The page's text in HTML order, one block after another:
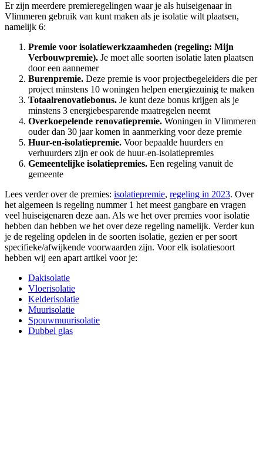
Er zijn meerdere premieregelingen waar je als huiseigenaar in
Vlimmeren gebruik van kunt maken als je isolatie wilt plaatsen,
namelijk 6:
Premie voor isolatiewerkzaamheden (regeling: Mijn
Verbouwpremie). Je moet alle soorten isolatie laten plaatsen
door een aannemer
Burenpremie. Deze premie is voor projectbegeleiders die per
project minstens 10 woningen helpen energiezuinig te maken
Totaalrenovatiebonus. Je kunt deze bonus krijgen als je
minstens 3 energiebesparende maatregelen neemt
Overkoepelende renovatiepremie. Woningen in Vlimmeren
ouder dan 30 jaar komen in aanmerking voor deze premie
Huur-en-isolatiepremie. Voor bepaalde huurders en
verhuurders zijn er ook de huur-en-isolatiepremies
Gemeentelijke isolatiepremies. Een regeling vanuit de
gemeente
Lees verder over de premies: isolatiepremie, regeling in 2023. Over
het algemeen is regeling nummer 1 het meest gangbare en vragen
veel huiseigenaren deze aan. Als we het over premies voor isolatie
hebben dan hebben we het over deze regeling namelijk. Verder kun
je de regeling opdelen in de soorten isolatie, gezien er per soort
specifieke/afwijkende voorwaarden zijn. Voor elk isolatiesoort
hebben wij een apart artikel voor je:
Dakisolatie
Vloerisolatie
Kelderisolatie
Muurisolatie
Spouwmuurisolatie
Dubbel glas